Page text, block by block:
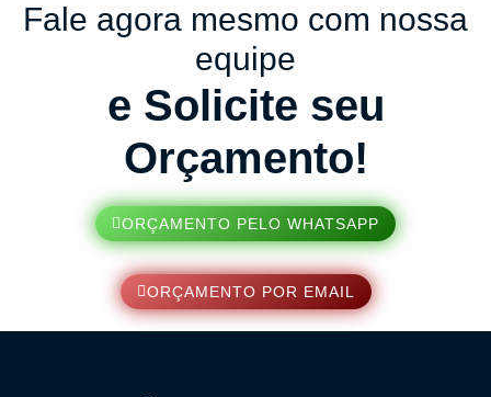
Fale agora mesmo com nossa
equipe
e Solicite seu
Orçamento!
ORÇAMENTO PELO WHATSAPP
ORÇAMENTO POR EMAIL